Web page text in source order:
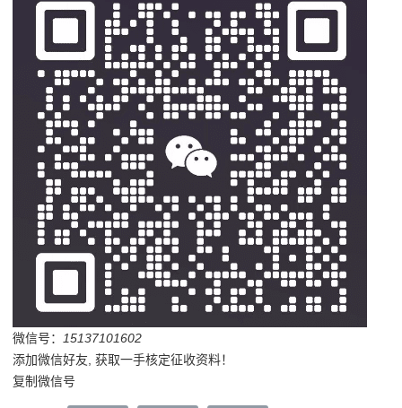
微信号：
15137101602
添加微信好友, 获取一手核定征收资料！
复制微信号